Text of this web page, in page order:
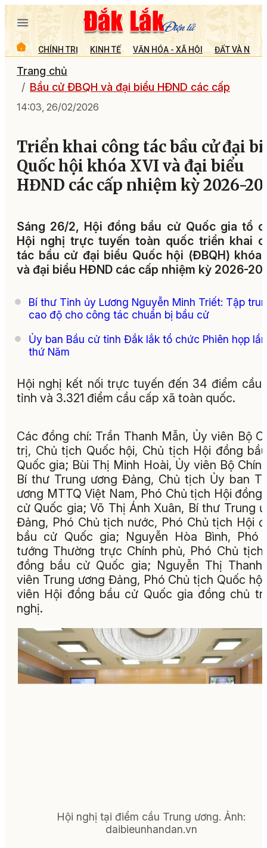
CHÍNH TRỊ KINH TẾ VĂN HÓA - XÃ HỘI ĐẤT VÀ
Trang chủ
Bầu cử ĐBQH và đại biểu HĐND các cấp
14:03, 26/02/2026
Triển khai công tác bầu cử đại
Quốc hội khóa XVI và đại biểu
HĐND các cấp nhiệm kỳ 2026-
Sáng 26/2, Hội đồng bầu cử Quốc gia tổ
Hội nghị trực tuyến toàn quốc triển khai
tác bầu cử đại biểu Quốc hội (ĐBQH) khóa
và đại biểu HĐND các cấp nhiệm kỳ 2026-
Bí thư Tỉnh ủy Lương Nguyễn Minh Triết: Tập
cao độ cho công tác chuẩn bị bầu cử
Ủy ban Bầu cử tỉnh Đắk lắk tổ chức Phiên họp lần
thứ Năm
Hội nghị kết nối trực tuyến đến 34 điểm cầu
tỉnh và 3.321 điểm cầu cấp xã toàn quốc.
Các đồng chí: Trần Thanh Mẫn, Ủy viên Bộ
trị, Chủ tịch Quốc hội, Chủ tịch Hội đồng
Quốc gia; Bùi Thị Minh Hoài, Ủy viên Bộ
Bí thư Trung ương Đảng, Chủ tịch Ủy ban
ương MTTQ Việt Nam, Phó Chủ tịch Hội đồng
cử Quốc gia; Võ Thị Ánh Xuân, Bí thư Trung
Đảng, Phó Chủ tịch nước, Phó Chủ tịch Hội
bầu cử Quốc gia; Nguyễn Hòa Bình, Phó
tướng Thường trực Chính phủ, Phó Chủ tịch
đồng bầu cử Quốc gia; Nguyễn Thị
viên Trung ương Đảng, Phó Chủ tịch Quốc
viên Hội đồng bầu cử Quốc gia đồng chủ
nghị.
Hội nghị tại điểm cầu Trung ương. Ảnh:
daibieunhandan.vn